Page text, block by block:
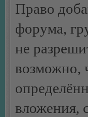
Право
форума,
не
возможно,
вложения,